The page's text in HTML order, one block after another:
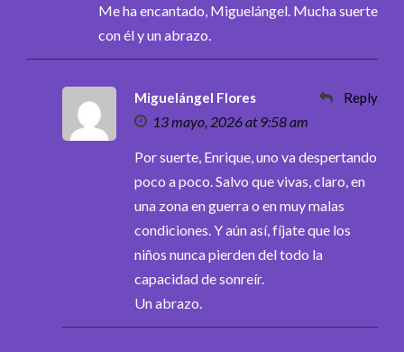
Me ha encantado, Miguelángel. Mucha suerte
con él y un abrazo.
Miguelángel Flores
13 mayo, 2026 at 9:58 am
Reply
Por suerte, Enrique, uno va despertando
poco a poco. Salvo que vivas, claro, en
una zona en guerra o en muy malas
condiciones. Y aún así, fíjate que los
niños nunca pierden del todo la
capacidad de sonreír.
Un abrazo.